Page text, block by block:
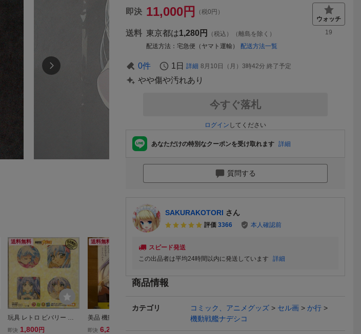
送料無料
玩具 レトロ ビバリー セ
ガ 機動戦艦ナデシコ コー
即決 1,800 円
送料無料
美品 機動戦艦ナデシコ ホ
シノ・ルリ 交通安全啓発
即決 6,280
SEGA 機動戦艦ナデシ
即決 11,000円 （税0円）
送料 東京都は1,280円
（税込）（離島を除く）
配送方法
宅急便（ヤマト運輸） 配送方法一覧
19
0件 1日 詳細 8月10日（月）3時42分 終了予定
やや傷や汚れあり
今すぐ落札
ログイン してください
あなただけの特別なクーポンを受け取れます 詳細
質問する
SAKURAKOTORI さん
評価 3366 本人確認前
スピード発送
この出品者は平均24時間以内に発送しています
詳細
商品情報
カテゴリ コミック、アニメグッズ セル画
か行
機動戦艦ナデシコ